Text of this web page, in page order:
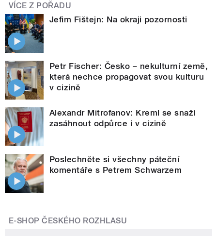
VÍCE Z POŘADU
Jefim Fištejn: Na okraji pozornosti
Petr Fischer: Česko – nekulturní země,
která nechce propagovat svou kulturu
v cizině
Alexandr Mitrofanov: Kreml se snaží
zasáhnout odpůrce i v cizině
Poslechněte si všechny páteční
komentáře s Petrem Schwarzem
E-SHOP ČESKÉHO ROZHLASU